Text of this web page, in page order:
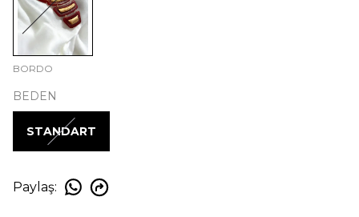
BORDO
BEDEN
STANDART
Paylaş: